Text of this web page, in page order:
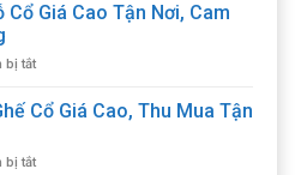
Cổ Giá Cao Tận Nơi, Cam
bị tắtở
Mua
Cổ
Cổ Giá Cao, Thu Mua Tận
bị tắtở